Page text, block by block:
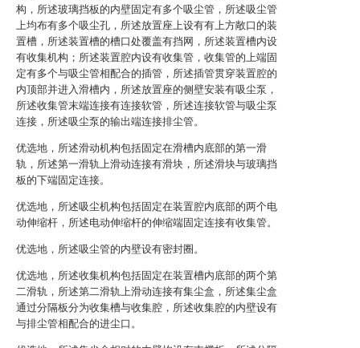
构，所述玻璃挡板的内壁固定有多个吸尘管，所述吸尘管
上均布有多个吸尘孔，所述放置座上设有有上方敞口的装
置槽，所述装置槽的槽口处覆盖有挡网，所述装置槽内设
有收集机构；所述装置腔内设有收集管，收集管的上端固
定有多个与吸尘管相配合的插管，所述插管贯穿装置腔的
内顶部并进入滑槽内，所述放置座的侧壁安装有吸尘泵，
所述收集管末端连接有连接软管，所述连接软管与吸尘泵
连接，所述吸尘泵的输出端连接排尘管。
优选地，所述滑动机构包括固定在滑槽内底部的第一滑
轨，所述第一滑轨上滑动连接有滑块，所述滑块与玻璃挡
板的下端固定连接。
优选地，所述吸尘机构包括固定在装置腔内底部的两个电
动伸缩杆，所述电动伸缩杆的伸缩端固定连接有收集管。
优选地，所述吸尘管的内壁设有密封圈。
优选地，所述收集机构包括固定在装置槽内底部的两个第
二滑轨，所述第二滑轨上滑动连接有集尘盒，所述集尘盒
通过分隔板分为收集槽与收集腔，所述收集腔的内壁设有
与排尘管相配合的进尘口。